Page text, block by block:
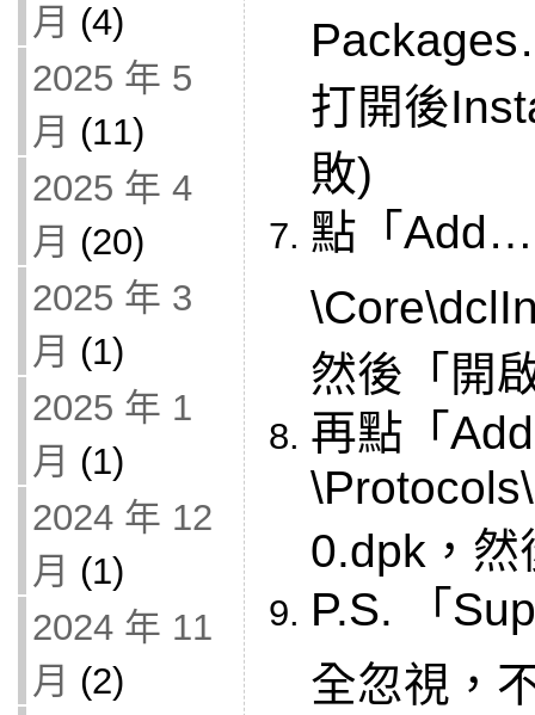
月 (4)
2025 年 5
月 (11)
2025 年 4
月 (20)
2025 年 3
月 (1)
2025 年 1
月 (1)
2024 年 12
月 (1)
2024 年 11
月 (2)
打開後
敗)
點「
然後「開
再點「
0.dpk，然
P.S. 「
全忽視，